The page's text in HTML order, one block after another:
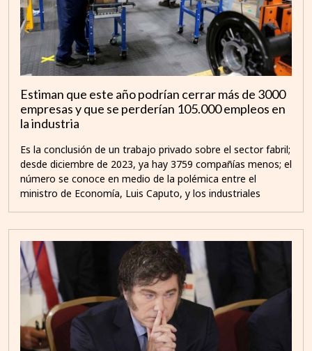
Estiman que este año podrían cerrar más de 3000
empresas y que se perderían 105.000 empleos en
la industria
Es la conclusión de un trabajo privado sobre el sector fabril;
desde diciembre de 2023, ya hay 3759 compañías menos; el
número se conoce en medio de la polémica entre el
ministro de Economía, Luis Caputo, y los industriales